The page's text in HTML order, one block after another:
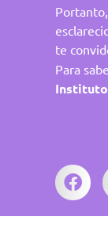
te
Para